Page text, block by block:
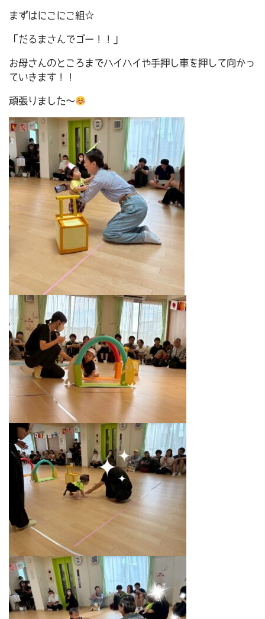
まずはにこにこ組☆
「だるまさんでゴー！！」
お母さんのところまでハイハイや手押し車を押して向かっ
ていきます！！
頑張りました～